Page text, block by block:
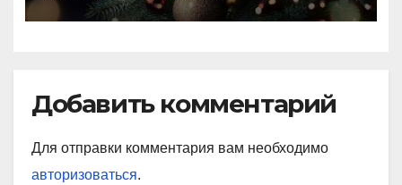
Добавить комментарий
Для отправки комментария вам необходимо
авторизоваться.